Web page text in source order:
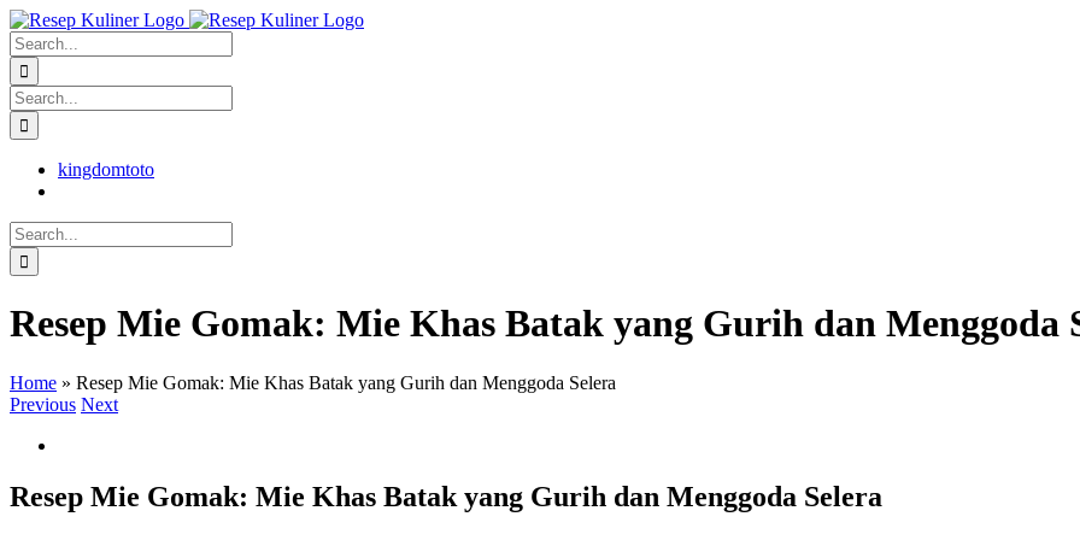
Skip
to
content
facebook
twitter
instagram
pinterest
Search
for:
Search
for:
kingdomtoto
Search
for:
Resep Mie Gomak: Mie Khas Batak yang Gurih dan Menggoda
Home » Resep Mie Gomak: Mie Khas Batak yang Gurih dan Menggoda Selera
Previous Next
Image
Resep Mie Gomak: Mie Khas Batak yang Gurih dan Menggoda Selera